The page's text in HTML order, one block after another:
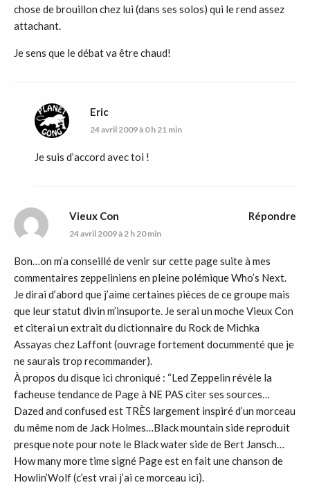
chose de brouillon chez lui (dans ses solos) qui le rend assez
attachant.
Je sens que le débat va être chaud!
Eric
24 avril 2009 à 0 h 21 min
Je suis d’accord avec toi !
Vieux Con
24 avril 2009 à 2 h 20 min
Bon…on m’a conseillé de venir sur cette page suite à mes
commentaires zeppeliniens en pleine polémique Who’s Next.
Je dirai d’abord que j’aime certaines pièces de ce groupe mais
que leur statut divin m’insuporte. Je serai un moche Vieux Con
et citerai un extrait du dictionnaire du Rock de Michka
Assayas chez Laffont (ouvrage fortement docummenté que je
ne saurais trop recommander).
À propos du disque ici chroniqué : “Led Zeppelin révèle la
facheuse tendance de Page à NE PAS citer ses sources…
Dazed and confused est TRÈS largement inspiré d’un morceau
du même nom de Jack Holmes…Black mountain side reproduit
presque note pour note le Black water side de Bert Jansch…
How many more time signé Page est en fait une chanson de
Howlin’Wolf (c’est vrai j’ai ce morceau ici).
Répondre